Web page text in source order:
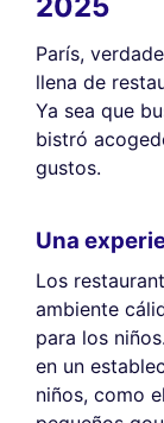
2025
París,
llena de
Ya sea que
bistró
gustos.
Una
Los
ambiente
para los
en un
niños, como